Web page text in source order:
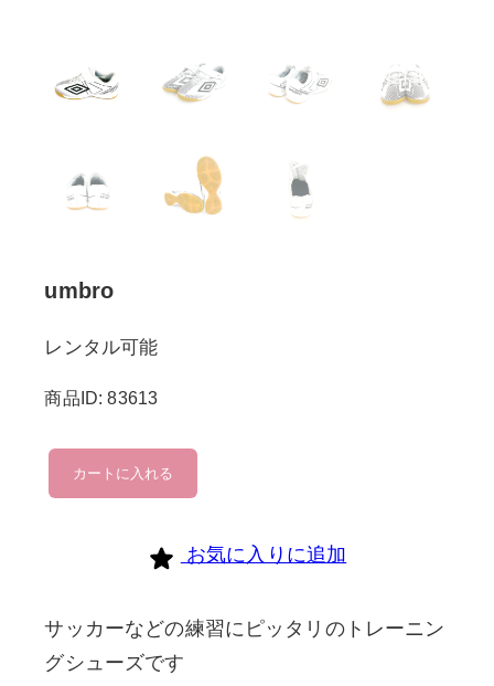
umbro
レンタル可能
商品ID: 83613
umbro
個
カートに入れる
お気に入りに追加
サッカーなどの練習にピッタリのトレーニン
グシューズです